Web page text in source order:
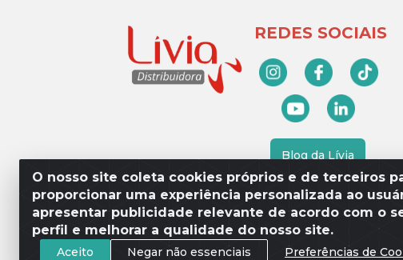
O nosso site coleta cookies próprios e de terceiros
proporcionar uma experiência personalizada ao
apresentar publicidade relevante de acordo com o
perfil e melhorar a qualidade do nosso site.
Aceito Negar não essenciais Preferências de
REDES SOCIAIS
Blog da Lívia
Lívia Distribuidora - Av. Percy Gandini,